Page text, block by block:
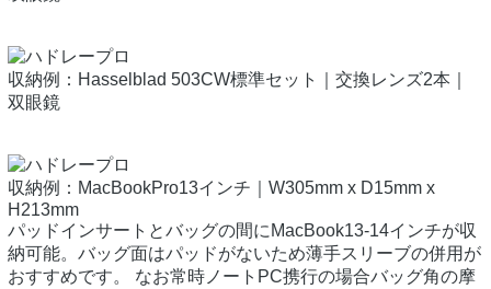
収納例：Hasselblad 503CW標準セット｜交換レンズ2本｜
双眼鏡
収納例：MacBookPro13インチ｜W305mm x D15mm x
H213mm
パッドインサートとバッグの間にMacBook13-14インチが収
納可能。バッグ面はパッドがないため薄手スリーブの併用が
おすすめです。 なお常時ノートPC携行の場合バッグ角の摩